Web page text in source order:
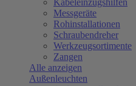
Kabeleinzugshilfen
Messgeräte
Rohinstallationen
Schraubendreher
Werkzeugsortimente
Zangen
Alle anzeigen
Außenleuchten